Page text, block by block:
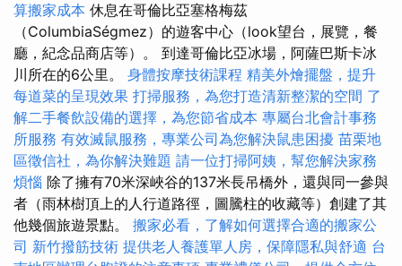
算搬家成本 休息在哥倫比亞塞格梅茲
（ColumbiaSégmez）的遊客中心（look望台，展覽，餐
廳，紀念品商店等）。 到達哥倫比亞冰場，阿薩巴斯卡冰
川所在的6公里。 身體按摩技術課程 精美外燴擺盤，提升
每道菜的呈現效果 打掃服務，為您打造清新整潔的空間 了
解二手餐飲設備的選擇，為您節省成本 專屬台北會計事務
所服務 有效滅鼠服務，專業公司為您解決鼠患困擾 苗栗地
區徵信社，為你解決難題 請一位打掃阿姨，幫您解決家務
煩惱 除了擁有70米深峽谷的137米長吊橋外，還與同一參與
者（雨林樹頂上的人行道路徑，圖騰柱的收藏等）創建了其
他幾個旅遊景點。 搬家必看，了解如何選擇合適的搬家公
司 新竹撥筋技術 提供老人養護單人房，保障隱私與舒適 台